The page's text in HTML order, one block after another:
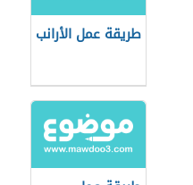
طريقة عمل الأرانب